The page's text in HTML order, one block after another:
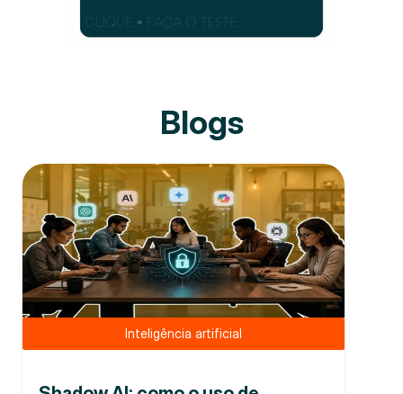
Blogs
Inteligência artificial